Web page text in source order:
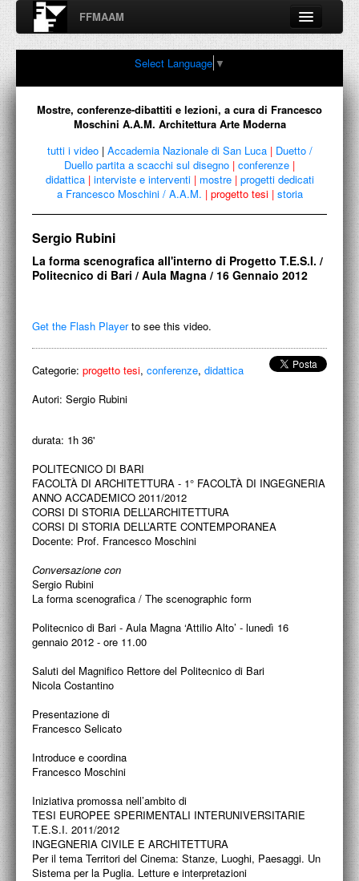
FFMAAM
Fondo Francesco Moschini
A.A.M. Architettura Arte Moderna
Percorsi, nodi, sconfinamenti e contaminazioni tra Arte,
FFMAAM
PUBBLICAZIONI
CONFERENZE
ACCADEMIA NAZIONALE DI SAN LUCA
I.E.D. / ROMA
POLITECNICO DI BARI
BIBLIOTECA FRANCESCO MOSCHINI
A.A.M. ARCHITETTURA ARTE MODERNA
RECENSIONI GENERALI
ARTISTI
DUETTI / DUELLI
PROGETTI D'OPERA
PROGETTI CULTURALI
PROGETTO T.E.S.I.
Select Language ▼
Mostre, conferenze-dibattiti e lezioni, a cura di Francesco
Moschini A.A.M. Architettura Arte Moderna
tutti i video | Accademia Nazionale di San Luca | Duetto /
Duello partita a scacchi sul disegno | conferenze |
didattica | interviste e interventi | mostre | progetti dedicati
a Francesco Moschini / A.A.M. | progetto tesi | storia
Sergio Rubini
La forma scenografica all'interno di Progetto T.E.S.I. /
Politecnico di Bari / Aula Magna / 16 Gennaio 2012
Get the Flash Playerto see this video.
Categorie: progetto tesi, conferenze, didattica
Autori: Sergio Rubini
durata: 1h 36'
POLITECNICO DI BARI
FACOLTÀ DI ARCHITETTURA - 1° FACOLTÀ DI INGEGNERIA
ANNO ACCADEMICO 2011/2012
CORSI DI STORIA DELL’ARCHITETTURA
CORSI DI STORIA DELL’ARTE CONTEMPORANEA
Docente: Prof. Francesco Moschini
Conversazione con
Sergio Rubini
La forma scenografica / The scenographic form
Politecnico di Bari - Aula Magna ‘Attilio Alto’ - lunedì 16
gennaio 2012 - ore 11.00
Saluti del Magnifico Rettore del Politecnico di Bari
Nicola Costantino
Presentazione di
Francesco Selicato
Introduce e coordina
Francesco Moschini
Iniziativa promossa nell’ambito di
TESI EUROPEE SPERIMENTALI INTERUNIVERSITARIE
T.E.S.I. 2011/2012
INGEGNERIA CIVILE E ARCHITETTURA
Per il tema Territori del Cinema: Stanze, Luoghi, Paesaggi. Un
Sistema per la Puglia. Letture e interpretazioni